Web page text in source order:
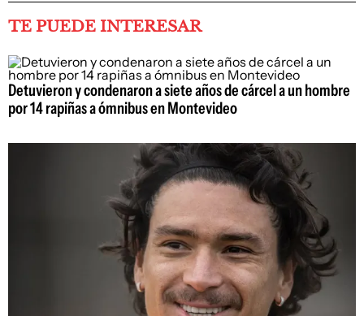
TE PUEDE INTERESAR
Detuvieron y condenaron a siete años de cárcel a un hombre
por 14 rapiñas a ómnibus en Montevideo